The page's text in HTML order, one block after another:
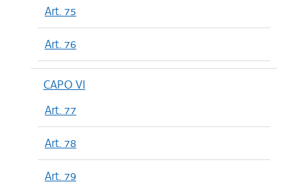
Art. 75
Art. 76
CAPO VI
Art. 77
Art. 78
Art. 79